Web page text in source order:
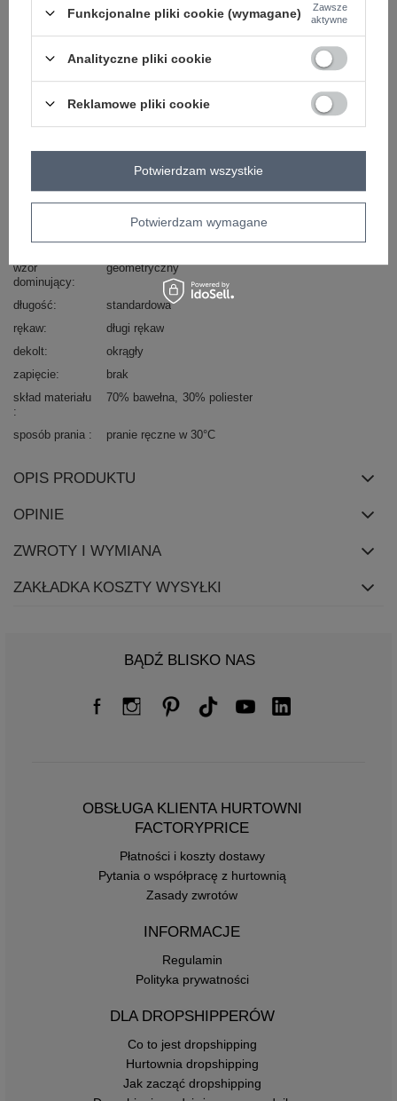
ZALOGUJ SIĘ I ZOBACZ CENĘ
Zadzwoń+48 601 547 740 Zadaj pytanie
MU MU
styl
casual
wzór
dominujący
geometryczny
długość
standardowa
rękaw
długi rękaw
dekolt
okrągły
zapięcie
brak
skład materiału
70% bawełna 30% poliester
sposób prania pranie ręczne w 30°C
OPIS PRODUKTU
OPINIE
ZWROTY I WYMIANA
ZAKŁADKA KOSZTY WYSYŁKI
BĄDŹ BLISKO NAS
OBSŁUGA KLIENTA HURTOWNI
FACTORYPRICE
Płatności i koszty dostawy
Pytania o współpracę z hurtownią
Zasady zwrotów
INFORMACJE
Regulamin
Polityka prywatności
DLA DROPSHIPPERÓW
Co to jest dropshipping
Hurtownia dropshipping
Jak zacząć dropshipping
Funkcjonalne pliki cookie (wymagane)
Zawsze
aktywne
Analityczne pliki cookie
Reklamowe pliki cookie
Potwierdzam wymagane
Potwierdzam wszystkie